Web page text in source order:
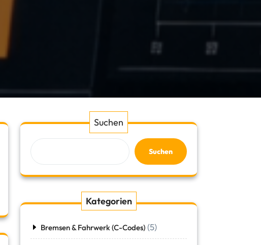
Suchen
Suchen
Kategorien
Bremsen & Fahrwerk (C-Codes) (5)